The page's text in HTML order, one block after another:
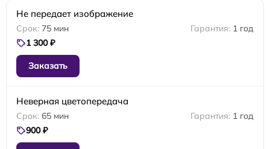
Не передает изображение
75 мин
1 год
1 300 ₽
Заказать
Неверная цветопередача
65 мин
1 год
900 ₽